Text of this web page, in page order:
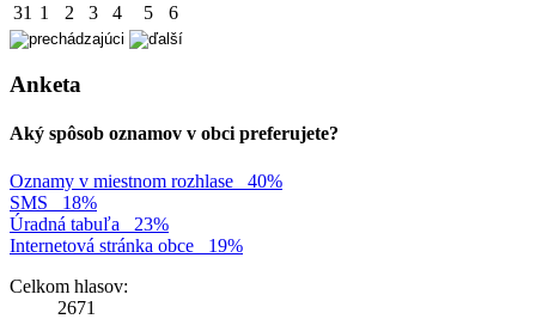
31 1 2 3 4 5 6
Anketa
Aký spôsob oznamov v obci preferujete?
Oznamy v miestnom rozhlase
40%
SMS
18%
Úradná tabuľa
23%
Internetová stránka obce
19%
Celkom hlasov:
2671